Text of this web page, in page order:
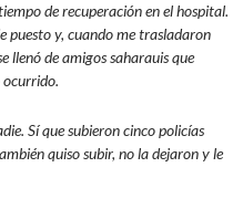
de recuperación en el hospital.
puesto y, cuando me trasladaron
llenó de amigos saharauis que
ocurrido.
Sí que subieron cinco policías
quiso subir, no la dejaron y le